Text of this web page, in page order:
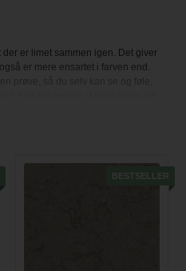
er limet sammen igen. Det giver
er mere ensartet i farven end.
du en prøve i indkøbskurven.
BESTSELLER